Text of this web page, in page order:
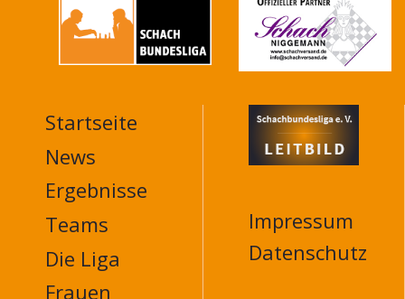
MAIN
NAVIGATION
FOOTER
Startseite
News
Ergebnisse
Teams
Die Liga
Frauen
Impressum
Datenschutz